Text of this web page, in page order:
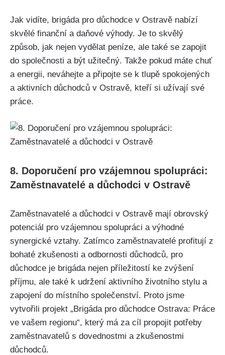
Jak vidíte, brigáda pro důchodce v Ostravě nabízí
skvělé finanční a daňové výhody. Je to skvělý
způsob, jak nejen vydělat peníze, ale také se zapojit
do společnosti a být užitečný. Takže pokud máte chuť
a energii, neváhejte a připojte se k tlupě spokojených
a aktivních důchodců v Ostravě, kteří si užívají své
práce.
8. Doporučení pro vzájemnou spolupráci:
Zaměstnavatelé a důchodci v Ostravě
Zaměstnavatelé a důchodci v Ostravě mají obrovský
potenciál pro vzájemnou spolupráci a výhodné
synergické vztahy. Zatímco zaměstnavatelé profitují z
bohaté zkušenosti a odbornosti důchodců, pro
důchodce je brigáda nejen příležitostí ke zvýšení
příjmu, ale také k udržení aktivního životního stylu a
zapojení do místního společenství. Proto jsme
vytvořili projekt „Brigáda pro důchodce Ostrava: Práce
ve vašem regionu“, který má za cíl propojit potřeby
zaměstnavatelů s dovednostmi a zkušenostmi
důchodců.